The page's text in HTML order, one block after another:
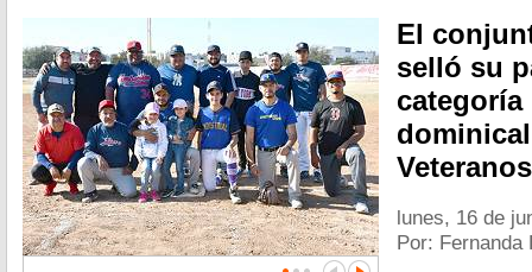
El
selló su
categoría
lunes, 16 de
Por: Fernanda